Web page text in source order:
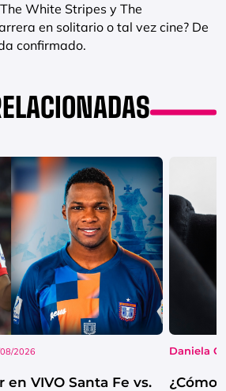
White Stripes y The
en solitario o tal vez cine? De
confirmado.
2026
en VIVO Santa Fe vs.
Daniela
¿Cómo